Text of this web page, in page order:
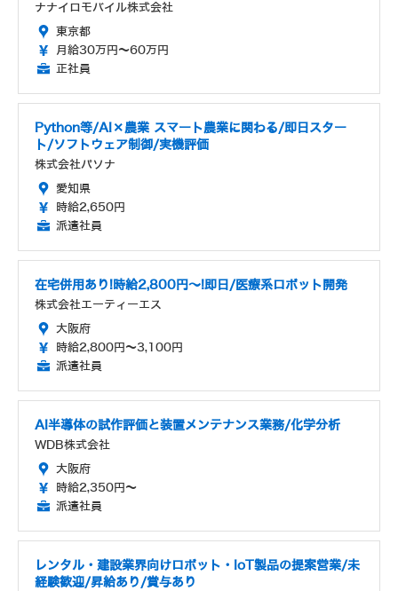
ナナイロモバイル株式会社
東京都
月給30万円～60万円
正社員
Python等/AI×農業 スマート農業に関わる/即日スター
ト/ソフトウェア制御/実機評価
株式会社パソナ
愛知県
時給2,650円
派遣社員
在宅併用あり!時給2,800円～!即日/医療系ロボット開発
株式会社エーティーエス
大阪府
時給2,800円～3,100円
派遣社員
AI半導体の試作評価と装置メンテナンス業務/化学分析
WDB株式会社
大阪府
時給2,350円～
派遣社員
レンタル・建設業界向けロボット・IoT製品の提案営業/未
経験歓迎/昇給あり/賞与あり